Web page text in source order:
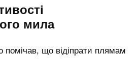
мила
помічав, що відіпрати плямам